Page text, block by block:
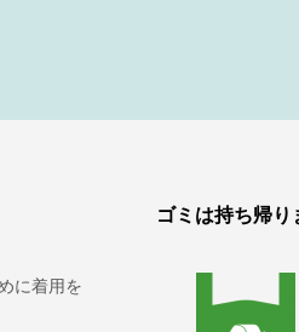
に着用を
ゴミは持ち帰り